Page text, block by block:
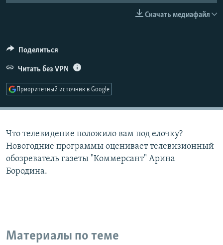
СОЦИАЛЬНЫЕ СЕТИ
Скачать медиафайл
Поделиться
Читать без VPN
Приоритетный источник в Google
Что телевидение положило вам под елочку?
Новогодние программы оценивает телевизионный
обозреватель газеты "Коммерсант" Арина
Бородина.
Материалы по теме